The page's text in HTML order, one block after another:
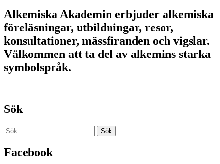
Alkemiska Akademin erbjuder alkemiska
föreläsningar, utbildningar, resor,
konsultationer, mässfiranden och vigslar.
Välkommen att ta del av alkemins starka
symbolspråk.
Sök
Sök
efter:
Facebook